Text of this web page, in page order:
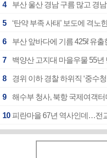
4
5
6 부산 앞바다에 기름 425ℓ 유
7 백양산 고지대 마을우물 55년
8 경위 이하 경찰 하위직 ‘중수
9 해수부 청사, 북항 국제여객
10 피란마을 67년 역사인데…전